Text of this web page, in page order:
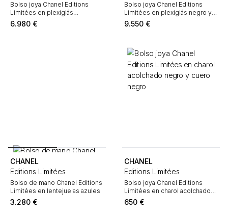
Bolso joya Chanel Editions
Limitées en plexiglás
transparente
6.980 €
Bolso joya Chanel Editions
Limitées en plexiglás negro y
multicolor
9.550 €
CHANEL
Editions Limitées
Bolso de mano Chanel Editions
Limitées en lentejuelas azules
3.280 €
CHANEL
Editions Limitées
Bolso joya Chanel Editions
Limitées en charol acolchado
negro y cuero negro
650 €